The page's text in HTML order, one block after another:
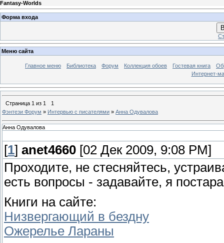
Fantasy-Worlds
Форма входа
Меню сайта
Главное меню Библиотека Форум Коллекция обоев Гостевая книга
Интернет-
Страница 1 из 1
1
Фэнтези Форум » Интервью с писателями » Анна Одувалова
Анна Одувалова
[1] anet4660 [02 Дек 2009, 9:08 PM]
Проходите, не стесняйтесь,
есть вопросы - задавайте, я
Книги на сайте:
Низвергающий в бездну
Ожерелье Лараны